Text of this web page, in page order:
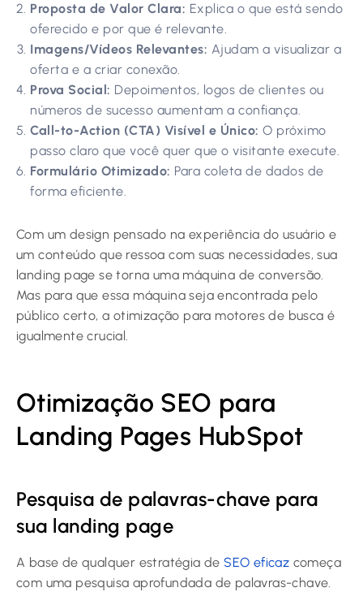
Proposta de Valor Clara: Explica o que está sendo
oferecido e por que é relevante.
Imagens/Vídeos Relevantes: Ajudam a visualizar a
oferta e a criar conexão.
Prova Social: Depoimentos, logos de clientes ou
números de sucesso aumentam a confiança.
Call-to-Action (CTA) Visível e Único: O próximo
passo claro que você quer que o visitante execute.
Formulário Otimizado: Para coleta de dados de
forma eficiente.
Com um design pensado na experiência do usuário e
um conteúdo que ressoa com suas necessidades, sua
landing page se torna uma máquina de conversão.
Mas para que essa máquina seja encontrada pelo
público certo, a otimização para motores de busca é
igualmente crucial.
Otimização SEO para
Landing Pages HubSpot
Pesquisa de palavras-chave para
sua landing page
A base de qualquer estratégia de SEO eficaz começa
com uma pesquisa aprofundada de palavras-chave.